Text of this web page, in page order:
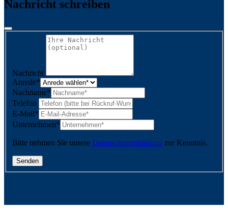
Nachricht schreiben
Nachricht
Anrede*
Nachname*
Telefon
E-Mail*
Unternehmen*
Bitte nehmen Sie unsere Datenschutzerklärung zur Kenntnis.